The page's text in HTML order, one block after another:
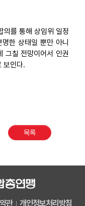
의를 통해 상임위 일정
한 상태일 뿐만 아니
그칠 전망이어서 인권
보인다.
목록
관 개인정보처리방침